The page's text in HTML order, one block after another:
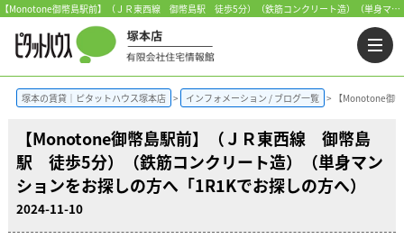
【Monotone御幣島駅前】（ＪＲ東西線 御幣島駅 徒歩5分）（鉄筋コンクリート造）（単身マンションをお探しの方へ「1R1Kでお探しの方へ）
塚本の賃貸｜ピタットハウス塚本店 インフォメーション / ブログ一覧 【Monotone御
【Monotone御幣島駅前】（ＪＲ東西線 御幣島
駅 徒歩5分）（鉄筋コンクリート造）（単身マン
ションをお探しの方へ「1R1Kでお探しの方へ）
2024-11-10